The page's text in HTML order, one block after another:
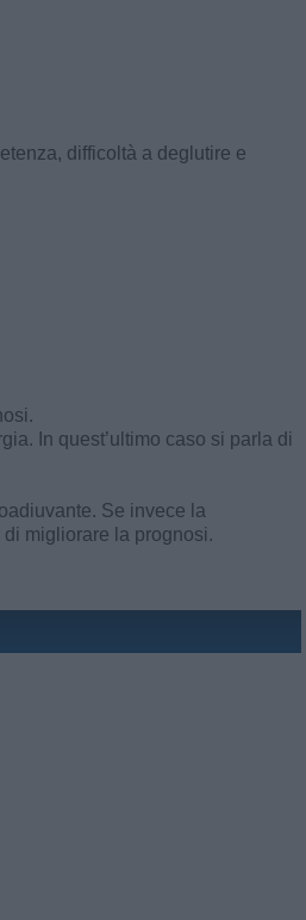
difficoltà a deglutire e
In quest’ultimo caso si parla di
Se invece la
migliorare la prognosi.